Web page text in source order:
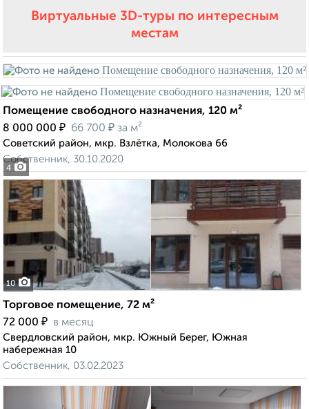
Виртуальные 3D-туры по интересным
местам
4
Помещение свободного назначения, 120 м²
8 000 000 ₽ 66 700 ₽ за м²
Советский район, мкр. Взлётка, Молокова 66
Собственник, 30.10.2020
10
Торговое помещение, 72 м²
72 000 ₽ в месяц
Свердловский район, мкр. Южный Берег, Южная
набережная 10
Собственник, 03.02.2023